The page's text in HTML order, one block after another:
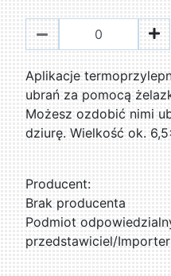
Aplikacje
ubrań za pomocą
Możesz ozdobić nimi
dziurę. Wielkość ok.
Producent:
Brak producenta
Podmiot
przedstawiciel/